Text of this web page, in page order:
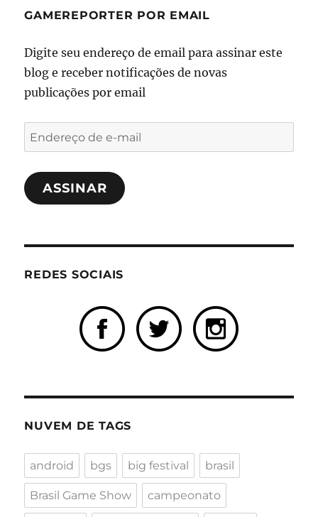
GAMEREPORTER POR EMAIL
Digite seu endereço de email para assinar este
blog e receber notificações de novas
publicações por email
Endereço
de
e-
mailASSINAR
REDES SOCIAIS
NUVEM DE TAGS
android bgs big festival brasil
Brasil Game Show campeonato